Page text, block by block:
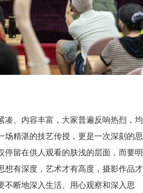
凑、内容丰富，大家普遍反响热烈，均
场精湛的技艺传授，更是一次深刻的思
停留在供人观看的肤浅的层面，而要明
想有深度，艺术才有高度，摄影作品才
不断地深入生活、用心观察和深入思